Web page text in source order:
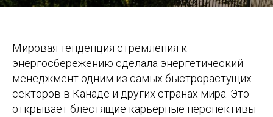
Мировая тенденция стремления к
энергосбережению сделала энергетический
менеджмент одним из самых быстрорастущих
секторов в Канаде и других странах мира. Это
открывает блестящие карьерные перспективы